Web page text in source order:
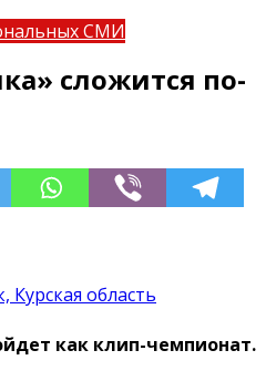
СМИ
сложится по-
Курская область
как клип-чемпионат.